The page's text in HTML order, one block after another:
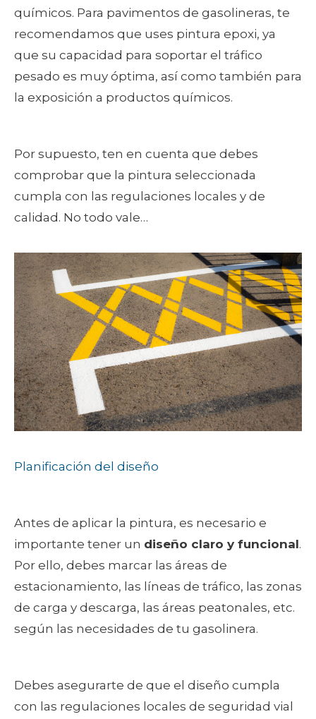
químicos. Para pavimentos de gasolineras, te
recomendamos que uses pintura epoxi, ya
que su capacidad para soportar el tráfico
pesado es muy óptima, así como también para
la exposición a productos químicos.
Por supuesto, ten en cuenta que debes
comprobar que la pintura seleccionada
cumpla con las regulaciones locales y de
calidad. No todo vale…
Planificación del diseño
Antes de aplicar la pintura, es necesario e
importante tener un diseño claro y funcional.
Por ello, debes marcar las áreas de
estacionamiento, las líneas de tráfico, las zonas
de carga y descarga, las áreas peatonales, etc.
según las necesidades de tu gasolinera.
Debes asegurarte de que el diseño cumpla
con las regulaciones locales de seguridad vial